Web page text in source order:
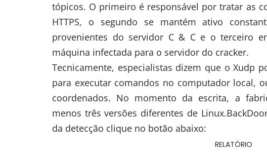
tópicos. O primeiro é responsável por tratar as
HTTPS, o segundo se mantém ativo
provenientes do servidor C & C e o terceiro
máquina infectada para o servidor do cracker.
Tecnicamente, especialistas dizem que o Xudp
para executar comandos no computador local,
coordenados. No momento da escrita, a
menos três versões diferentes de
da detecção clique no botão abaixo:
RELATÓRIO